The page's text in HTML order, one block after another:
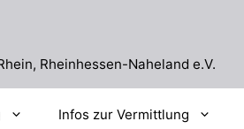
Rheinhessen-Naheland e.V.
Infos zur Vermittlung